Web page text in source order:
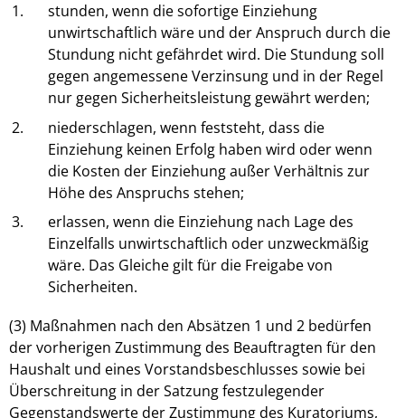
1.
stunden, wenn die sofortige Einziehung
unwirtschaftlich wäre und der Anspruch durch die
Stundung nicht gefährdet wird. Die Stundung soll
gegen angemessene Verzinsung und in der Regel
nur gegen Sicherheitsleistung gewährt werden;
2.
niederschlagen, wenn feststeht, dass die
Einziehung keinen Erfolg haben wird oder wenn
die Kosten der Einziehung außer Verhältnis zur
Höhe des Anspruchs stehen;
3.
erlassen, wenn die Einziehung nach Lage des
Einzelfalls unwirtschaftlich oder unzweckmäßig
wäre. Das Gleiche gilt für die Freigabe von
Sicherheiten.
(3) Maßnahmen nach den Absätzen 1 und 2 bedürfen
der vorherigen Zustimmung des Beauftragten für den
Haushalt und eines Vorstandsbeschlusses sowie bei
Überschreitung in der Satzung festzulegender
Gegenstandswerte der Zustimmung des Kuratoriums,